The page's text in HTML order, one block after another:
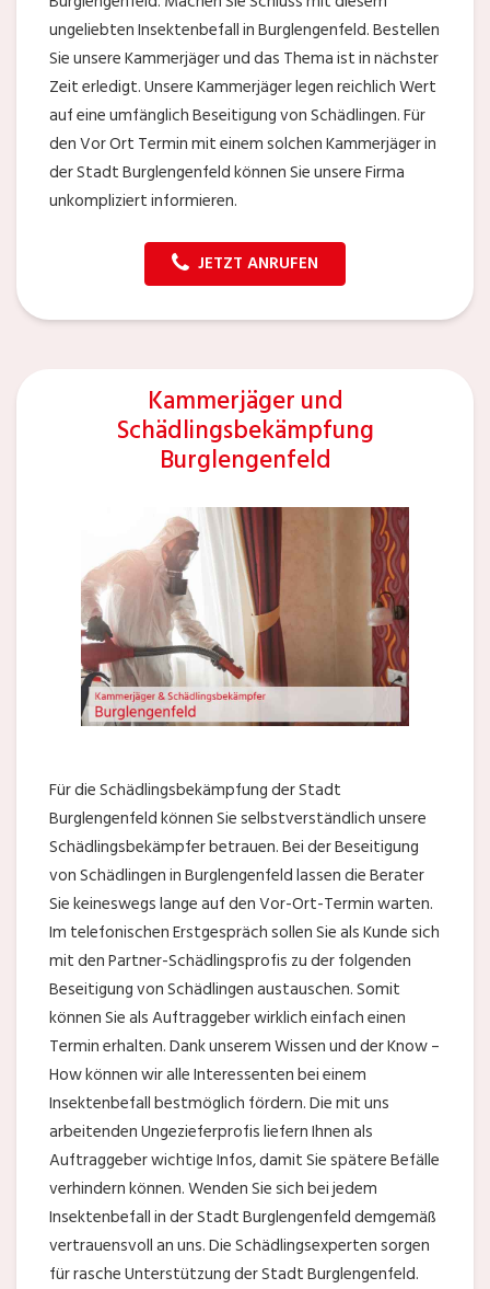
ungeliebten Insektenbefall in Burglengenfeld. Bestellen
Sie unsere Kammerjäger und das Thema ist in nächster
Zeit erledigt. Unsere Kammerjäger legen reichlich Wert
auf eine umfänglich Beseitigung von Schädlingen. Für
den Vor Ort Termin mit einem solchen Kammerjäger in
der Stadt Burglengenfeld können Sie unsere Firma
unkompliziert informieren.
JETZT ANRUFEN
Kammerjäger und
Schädlingsbekämpfung
Burglengenfeld
Für die Schädlingsbekämpfung der Stadt
Burglengenfeld können Sie selbstverständlich unsere
Schädlingsbekämpfer betrauen. Bei der Beseitigung
von Schädlingen in Burglengenfeld lassen die Berater
Sie keineswegs lange auf den Vor-Ort-Termin warten.
Im telefonischen Erstgespräch sollen Sie als Kunde sich
mit den Partner-Schädlingsprofis zu der folgenden
Beseitigung von Schädlingen austauschen. Somit
können Sie als Auftraggeber wirklich einfach einen
Termin erhalten. Dank unserem Wissen und der Know –
How können wir alle Interessenten bei einem
Insektenbefall bestmöglich fördern. Die mit uns
arbeitenden Ungezieferprofis liefern Ihnen als
Auftraggeber wichtige Infos, damit Sie spätere Befälle
verhindern können. Wenden Sie sich bei jedem
Insektenbefall in der Stadt Burglengenfeld demgemäß
vertrauensvoll an uns. Die Schädlingsexperten sorgen
für rasche Unterstützung der Stadt Burglengenfeld.